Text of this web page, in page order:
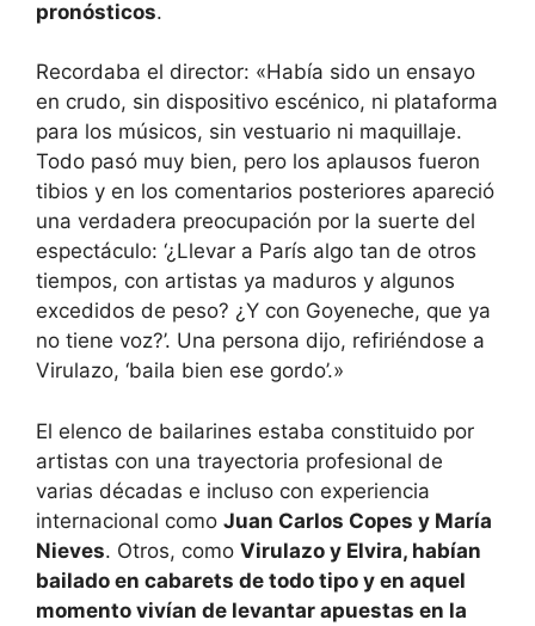
pronósticos.
Recordaba el director: «Había sido un ensayo
en crudo, sin dispositivo escénico, ni plataforma
para los músicos, sin vestuario ni maquillaje.
Todo pasó muy bien, pero los aplausos fueron
tibios y en los comentarios posteriores apareció
una verdadera preocupación por la suerte del
espectáculo: ‘¿Llevar a París algo tan de otros
tiempos, con artistas ya maduros y algunos
excedidos de peso? ¿Y con Goyeneche, que ya
no tiene voz?’. Una persona dijo, refiriéndose a
Virulazo, ‘baila bien ese gordo’.»
El elenco de bailarines estaba constituido por
artistas con una trayectoria profesional de
varias décadas e incluso con experiencia
internacional como Juan Carlos Copes y María
Nieves. Otros, como Virulazo y Elvira, habían
bailado en cabarets de todo tipo y en aquel
momento vivían de levantar apuestas en la